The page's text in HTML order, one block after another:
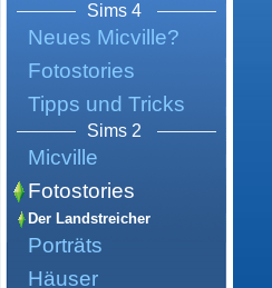
Sims 4
Neues Micville?
Fotostories
Tipps und Tricks
Sims 2
Micville
Fotostories
Der Landstreicher
Porträts
Häuser